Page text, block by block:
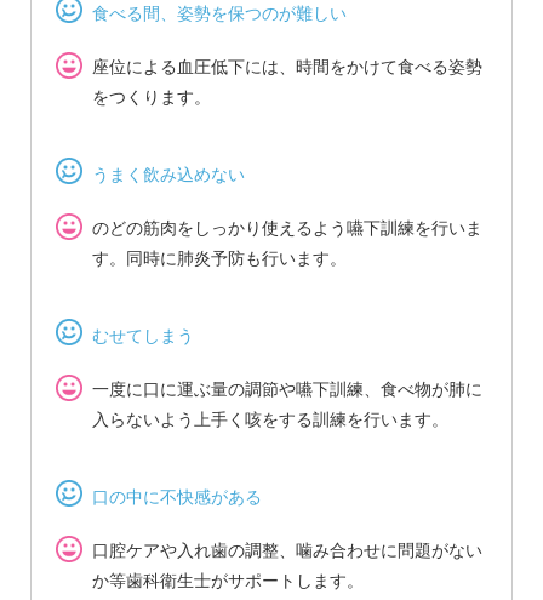
食べる間、姿勢を保つのが難しい
座位による血圧低下には、時間をかけて食べる姿勢
をつくります。
うまく飲み込めない
のどの筋肉をしっかり使えるよう嚥下訓練を行いま
す。同時に肺炎予防も行います。
むせてしまう
一度に口に運ぶ量の調節や嚥下訓練、食べ物が肺に
入らないよう上手く咳をする訓練を行います。
口の中に不快感がある
口腔ケアや入れ歯の調整、噛み合わせに問題がない
か等歯科衛生士がサポートします。